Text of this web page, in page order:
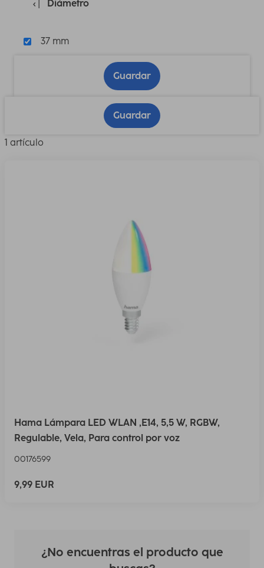
Diámetro
37 mm
Guardar
Guardar
1 artículo
Hama Lámpara LED WLAN ,E14, 5,5 W, RGBW,
Regulable, Vela, Para control por voz
00176599
9,99 EUR
¿No encuentras el producto que